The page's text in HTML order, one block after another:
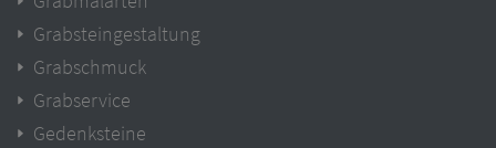
Grabsteingestaltung
Grabschmuck
Grabservice
Gedenksteine